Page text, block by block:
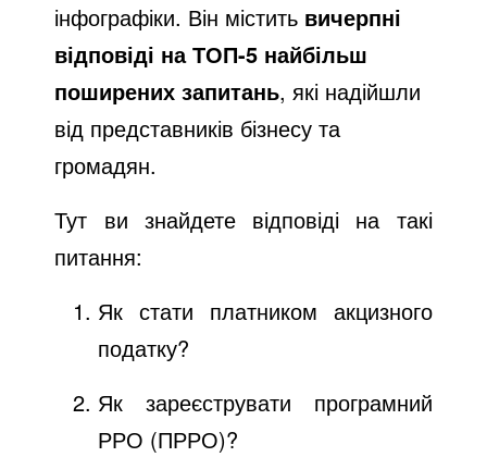
інфографіки. Він містить вичерпні
відповіді на ТОП-5 найбільш
поширених запитань, які надійшли
від представників бізнесу та
громадян.
Тут ви знайдете відповіді на такі
питання:
Як стати платником акцизного
податку?
Як зареєструвати програмний
РРО (ПРРО)?